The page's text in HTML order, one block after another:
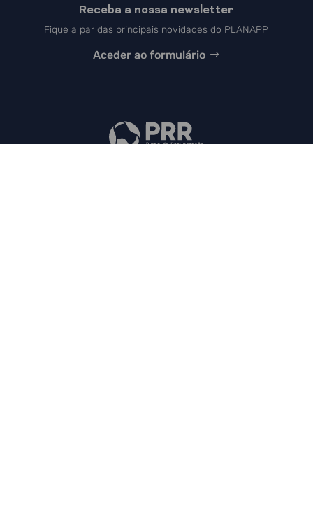
Receba a nossa newsletter
Fique a par das principais novidades do PLANAPP
Aceder ao formulário